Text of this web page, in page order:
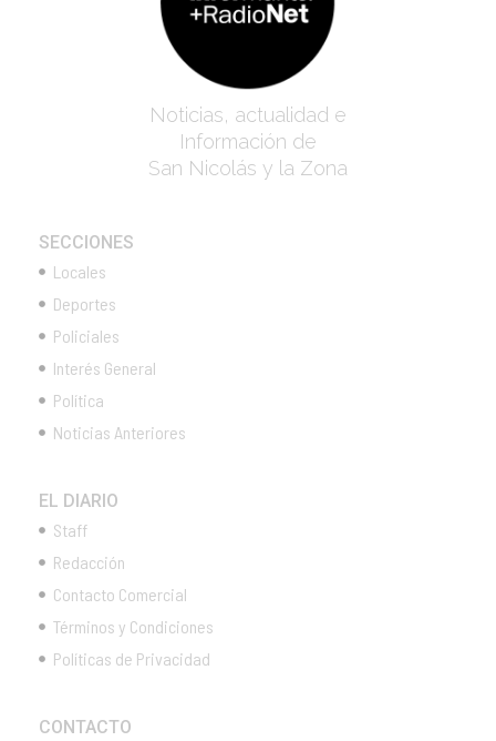
Noticias, actualidad e
Información de
San Nicolás y la Zona
SECCIONES
Locales
Deportes
Policiales
Interés General
Política
Noticias Anteriores
EL DIARIO
Staff
Redacción
Contacto Comercial
Términos y Condiciones
Políticas de Privacidad
CONTACTO